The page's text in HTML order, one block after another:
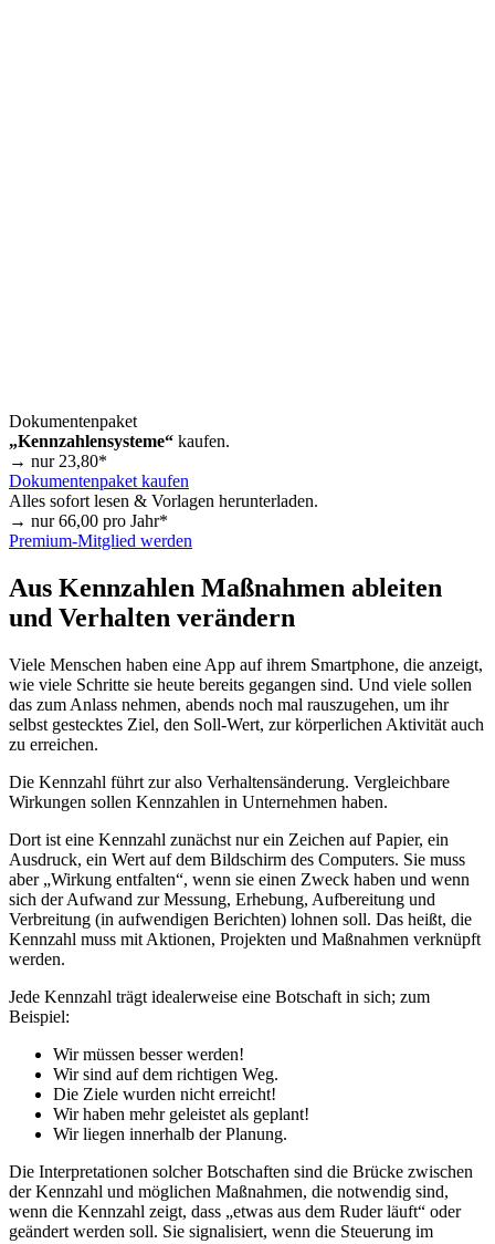
Dokumentenpaket
„Kennzahlensysteme“ kaufen.
→ nur 23,80*
Dokumentenpaket kaufen
Alles sofort lesen & Vorlagen herunterladen.
→ nur66,00 pro Jahr*
Premium-Mitglied werden
Aus Kennzahlen Maßnahmen ableiten
und Verhalten verändern
Viele Menschen haben eine App auf ihrem Smartphone, die anzeigt,
wie viele Schritte sie heute bereits gegangen sind. Und viele sollen
das zum Anlass nehmen, abends noch mal rauszugehen, um ihr
selbst gestecktes Ziel, den Soll-Wert, zur körperlichen Aktivität auch
zu erreichen.
Die Kennzahl führt zur also Verhaltensänderung. Vergleichbare
Wirkungen sollen Kennzahlen in Unternehmen haben.
Dort ist eine Kennzahl zunächst nur ein Zeichen auf Papier, ein
Ausdruck, ein Wert auf dem Bildschirm des Computers. Sie muss
aber „Wirkung entfalten“, wenn sie einen Zweck haben und wenn
sich der Aufwand zur Messung, Erhebung, Aufbereitung und
Verbreitung (in aufwendigen Berichten) lohnen soll. Das heißt, die
Kennzahl muss mit Aktionen, Projekten und Maßnahmen verknüpft
werden.
Jede Kennzahl trägt idealerweise eine Botschaft in sich; zum
Beispiel:
Wir müssen besser werden!
Wir sind auf dem richtigen Weg.
Die Ziele wurden nicht erreicht!
Wir haben mehr geleistet als geplant!
Wir liegen innerhalb der Planung.
Die Interpretationen solcher Botschaften sind die Brücke zwischen
der Kennzahl und möglichen Maßnahmen, die notwendig sind,
wenn die Kennzahl zeigt, dass „etwas aus dem Ruder läuft“ oder
geändert werden soll. Sie signalisiert, wenn die Steuerung im